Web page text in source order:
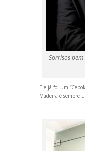
Sorrisos
Ele já foi um
Madeira é sempre